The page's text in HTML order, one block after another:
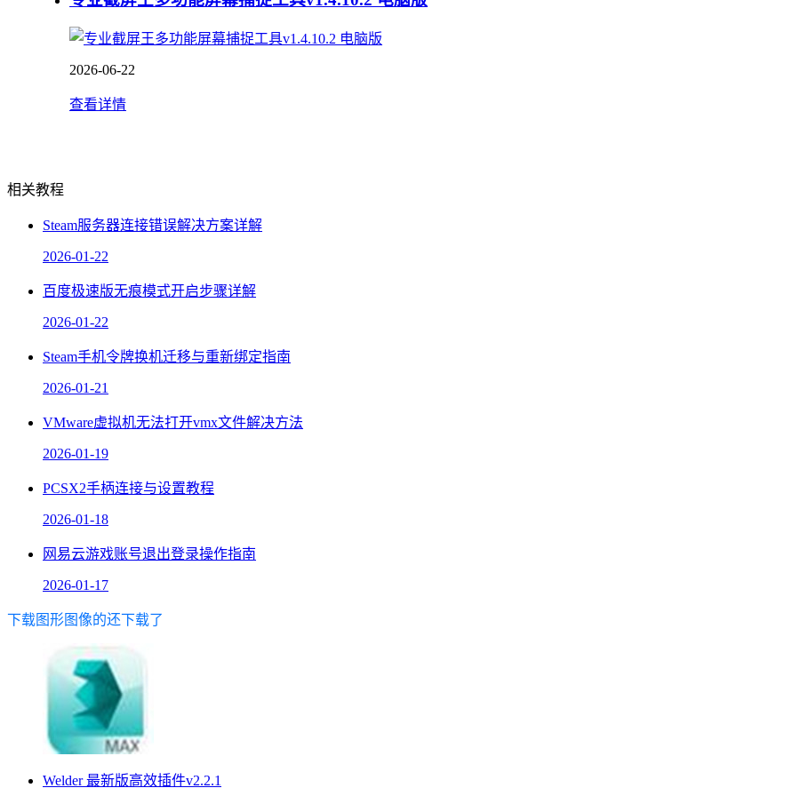
2026-06-22
查看详情
相关教程
Steam服务器连接错误解决方案详解
2026-01-22
百度极速版无痕模式开启步骤详解
2026-01-22
Steam手机令牌换机迁移与重新绑定指南
2026-01-21
VMware虚拟机无法打开vmx文件解决方法
2026-01-19
PCSX2手柄连接与设置教程
2026-01-18
网易云游戏账号退出登录操作指南
2026-01-17
下载图形图像的还下载了
Welder 最新版高效插件v2.2.1